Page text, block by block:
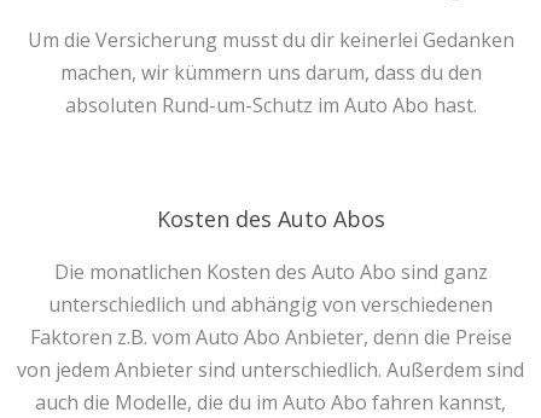
Um die Versicherung musst du dir keinerlei Gedanken
machen, wir kümmern uns darum, dass du den
absoluten Rund-um-Schutz im Auto Abo hast.
Kosten des Auto Abos
Die monatlichen Kosten des Auto Abo sind ganz
unterschiedlich und abhängig von verschiedenen
Faktoren z.B. vom Auto Abo Anbieter, denn die Preise
von jedem Anbieter sind unterschiedlich. Außerdem sind
auch die Modelle, die du im Auto Abo fahren kannst,